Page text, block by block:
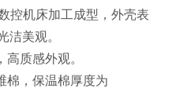
控机床加工成型，外壳表
洁美观。
质感外观。
棉，保温棉厚度为